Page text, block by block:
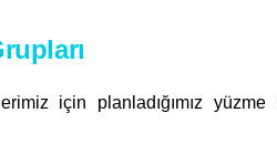
için planladığımız yüzme